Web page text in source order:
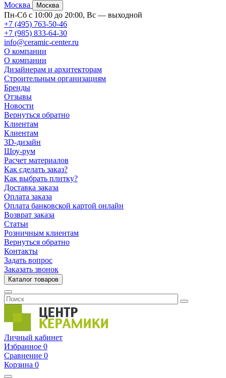
Москва
Москва
Пн-Сб с 10:00 до 20:00, Вс — выходной
+7 (495) 763-50-46
+7 (985) 833-64-30
info@ceramic-center.ru
О компании
О компании
Дизайнерам и архитекторам
Строительным организациям
Бренды
Отзывы
Новости
Вернуться обратно
Клиентам
Клиентам
3D-дизайн
Шоу-рум
Расчет материалов
Как сделать заказ?
Как выбрать плитку?
Доставка заказа
Оплата заказа
Оплата банковской картой онлайн
Возврат заказа
Статьи
Розничным клиентам
Вернуться обратно
Контакты
Задать вопрос
Заказать звонок
Каталог товаров
Личный кабинет
Избранное 0
Сравнение 0
Корзина 0